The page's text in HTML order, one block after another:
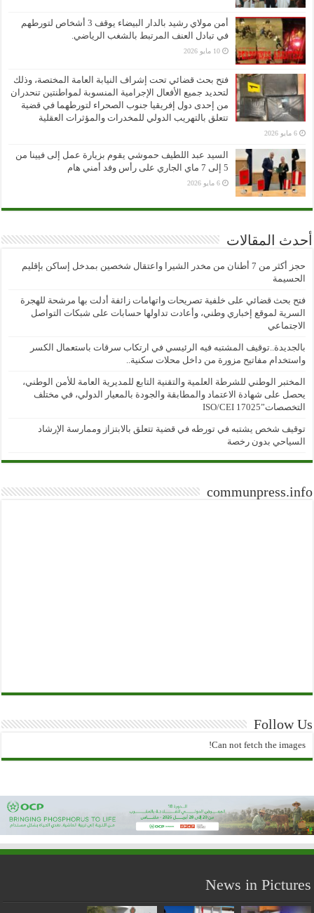
أمن مولاي رشيد بالدار البيضاء يوقف 3 أشخاص لتورطهم
في تبادل العنف المرتبط بالشغب الرياضي.
10 مايو 2026
فتح بحث قضائي تحت إشراف النيابة العامة المختصة، وذلك
لتحديد جميع الأفعال الإجرامية المنسوبة لمواطنتين تنحدران
من إحدى دول إفريقيا جنوب الصحراء لتورطهما في قضية
تتعلق بالتهريب الدولي للمخدرات والمؤثرات العقلية
6 مايو 2026
السيد عبد اللطيف حموشي يقوم بزيارة عمل إلى فيينا من
5 إلى 7 ماي الجاري على رأس وفد أمني هام
6 مايو 2026
أحدث المقالات
حجز أكثر من 7 أطنان من مخدر الشيرا واعتقال شخصين بمدخل إساكن بإقليم
الحسيمة
فتح بحث قضائي على خلفية تصريحات واتهامات زائفة أدلت بها مرشحة للهجرة
السرية لموقع إخباري وطني، وأعادت تداولها حسابات على شبكات التواصل
الاجتماعي
بالجديدة..توقيف المشتبه فيه الرئيسي في ارتكاب سرقات باستعمال الكسر
واستخدام مفاتيح مزورة من داخل محلات سكنية..
المختبر الوطني للشرطة العلمية والتقنية التابع للمديرية العامة للأمن الوطني،
يحصل على شهادة الاعتماد والمطابقة والجودة بالمعيار الدولي، في مختلف
التخصصات”ISO/CEI 17025
توقيف شخص يشتبه في تورطه في قضية تتعلق بالابتزاز وممارسة الإرشاد
السياحي بدون رخصة
communpress.info
Follow Us
Can not fetch the images!
News in Pictures